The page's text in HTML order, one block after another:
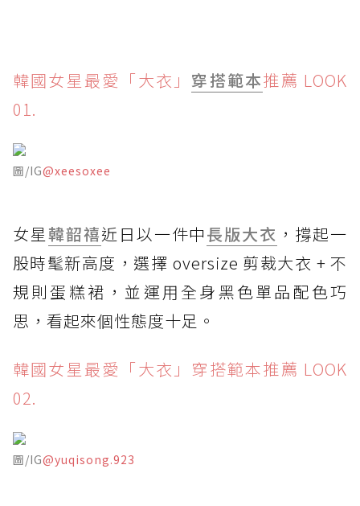
韓國女星最愛「大衣」 穿搭範本推薦 LOOK
01.
圖/IG@xeesoxee
女星韓韶禧近日以一件中長版大衣 ，撐起一
股時髦新高度，選擇 oversize 剪裁大衣 + 不
規則蛋糕裙，並運用全身黑色單品配色巧
思，看起來個性態度十足。
韓國女星最愛「大衣」穿搭範本推薦 LOOK
02.
圖/IG@yuqisong.923